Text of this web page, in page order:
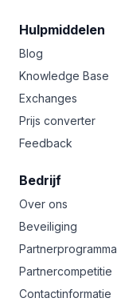
Hulpmiddelen
Blog
Knowledge Base
Exchanges
Prijs converter
Feedback
Bedrijf
Over ons
Beveiliging
Partnerprogramma
Partnercompetitie
Contactinformatie